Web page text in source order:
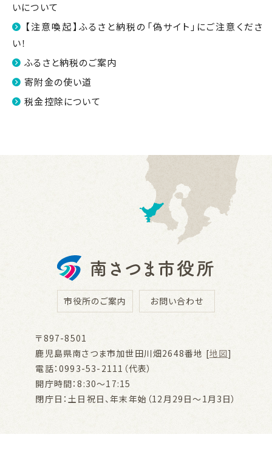
いについて
【注意喚起】ふるさと納税の「偽サイト」にご注意くださ
い！
ふるさと納税のご案内
寄附金の使い道
税金控除について
市役所のご案内 お問い合わせ
〒897-8501
鹿児島県南さつま市加世田川畑2648番地 [地図]
電話：0993-53-2111（代表）
開庁時間：8:30～17:15
閉庁日：土日祝日、年末年始（12月29日～1月3日）